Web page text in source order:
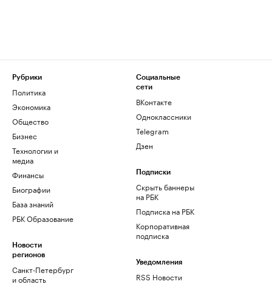
Рубрики
Политика
Экономика
Общество
Бизнес
Технологии и
медиа
Финансы
Биографии
База знаний
РБК Образование
Новости
регионов
Санкт-Петербург
и область
Социальные
сети
ВКонтакте
Одноклассники
Telegram
Дзен
Подписки
Скрыть баннеры
на РБК
Подписка на РБК
Корпоративная
подписка
Уведомления
RSS Новости